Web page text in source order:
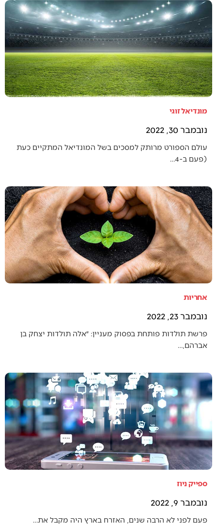
מונדיאל זוגי
נובמבר 30, 2022
עולם הספורט מרותק למסכים בשל המונדיאל המתקיים כעת
(פעם ב-4…
אחריות
נובמבר 23, 2022
פרשת תולדות פותחת בפסוק מעניין: ״אלה תולדות יצחק בן
אברהם,…
ספייק ניוז
נובמבר 9, 2022
פעם לפני לא הרבה שנים, האזרח בארץ היה מקבל את…